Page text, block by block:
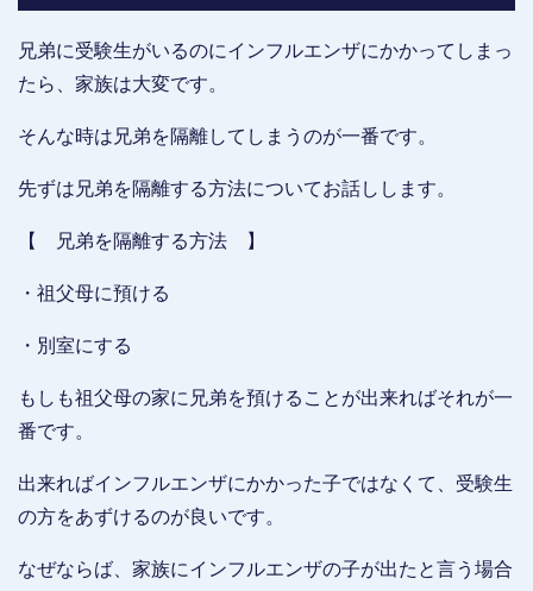
兄弟に受験生がいるのにインフルエンザにかかってしまっ
たら、家族は大変です。
そんな時は兄弟を隔離してしまうのが一番です。
先ずは兄弟を隔離する方法についてお話しします。
【 兄弟を隔離する方法 】
・祖父母に預ける
・別室にする
もしも祖父母の家に兄弟を預けることが出来ればそれが一
番です。
出来ればインフルエンザにかかった子ではなくて、受験生
の方をあずけるのが良いです。
なぜならば、家族にインフルエンザの子が出たと言う場合